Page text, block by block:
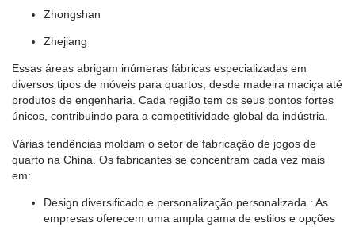
Zhongshan
Zhejiang
Essas áreas abrigam inúmeras fábricas especializadas em
diversos tipos de móveis para quartos, desde madeira maciça até
produtos de engenharia. Cada região tem os seus pontos fortes
únicos, contribuindo para a competitividade global da indústria.
Várias tendências moldam o setor de fabricação de jogos de
quarto na China. Os fabricantes se concentram cada vez mais
em:
Design diversificado e personalização personalizada : As
empresas oferecem uma ampla gama de estilos e opções